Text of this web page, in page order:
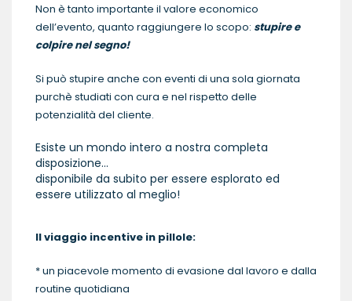
Non è tanto importante il valore economico
dell’evento, quanto raggiungere lo scopo: stupire e
colpire nel segno!
Si può stupire anche con eventi di una sola giornata
purchè studiati con cura e nel rispetto delle
potenzialità del cliente.
Esiste un mondo intero a nostra completa
disposizione…
disponibile da subito per essere esplorato ed
essere utilizzato al meglio!
Il viaggio incentive in pillole:
* un piacevole momento di evasione dal lavoro e dalla
routine quotidiana